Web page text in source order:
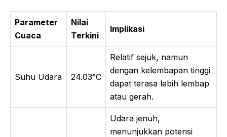
Parameter
Cuaca
Nilai
Terkini
Implikasi
Suhu Udara 24.03°C
Relatif sejuk, namun
dengan kelembapan tinggi
dapat terasa lebih lembap
atau gerah.
Udara jenuh,
menunjukkan potensi